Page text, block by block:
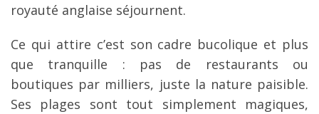
royauté anglaise séjournent.
Ce qui attire c’est son cadre bucolique et plus
que tranquille : pas de restaurants ou
boutiques par milliers, juste la nature paisible.
Ses plages sont tout simplement magiques,